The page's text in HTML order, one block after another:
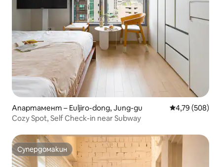
Апартамент – Euljiro-dong, Jung-gu Средна
4,79 (508)
Cozy Spot, Self Check-in near Subway
Супердомакин
Супердомакин